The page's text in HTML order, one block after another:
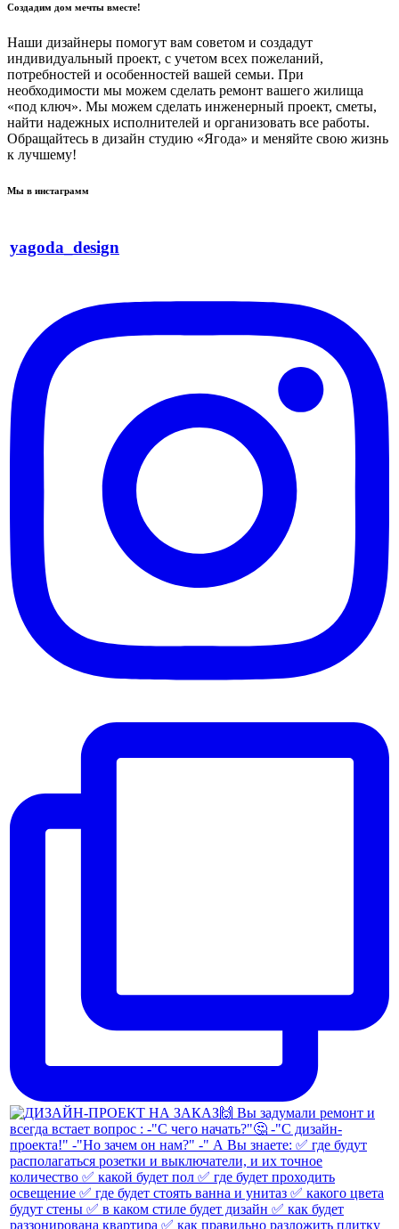
Создадим дом мечты вместе!
Наши дизайнеры помогут вам советом и создадут
индивидуальный проект, с учетом всех пожеланий,
потребностей и особенностей вашей семьи. При
необходимости мы можем сделать ремонт вашего жилища
«под ключ». Мы можем сделать инженерный проект, сметы,
найти надежных исполнителей и организовать все работы.
Обращайтесь в дизайн студию «Ягода» и меняйте свою жизнь
к лучшему!
Мы в инстаграмм
yagoda_design